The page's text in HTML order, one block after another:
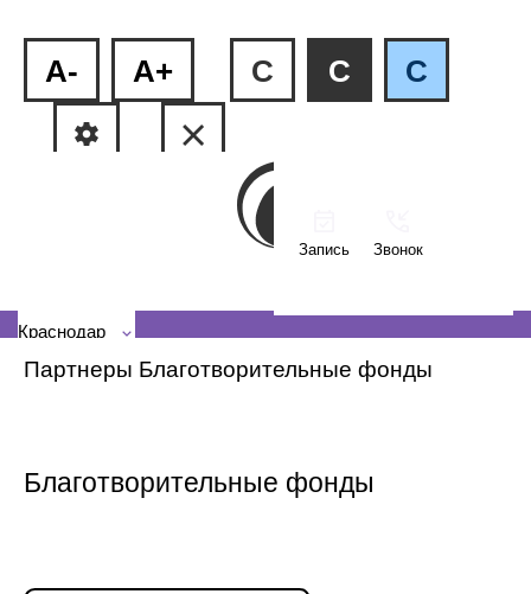
A- A+ C C C
Запись Звонок
Краснодар
Партнеры Благотворительные фонды
Благотворительные фонды